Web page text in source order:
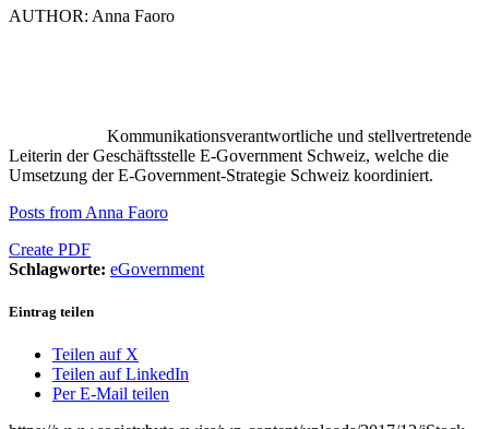
AUTHOR: Anna Faoro
Kommunikationsverantwortliche und stellvertretende
Leiterin der Geschäftsstelle E-Government Schweiz, welche die
Umsetzung der E-Government-Strategie Schweiz koordiniert.
Posts from Anna Faoro
Create PDF
Schlagworte: eGovernment
Eintrag teilen
Teilen auf X
Teilen auf LinkedIn
Per E-Mail teilen